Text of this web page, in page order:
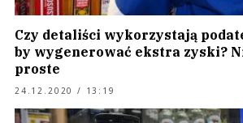
Czy detaliści wykorzystają
by wygenerować ekstra zyski?
proste
24.12.2020 / 13:19